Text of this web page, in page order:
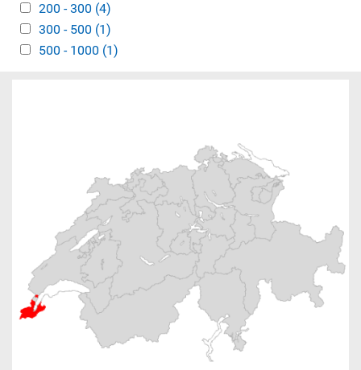
Apply 200 - 300 filter
200 - 300 (4)
Apply 300 - 500 filter
300 - 500 (1)
Apply 500 - 1000 filter
500 - 1000 (1)